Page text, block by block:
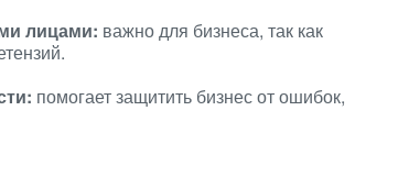
лицами: важно для бизнеса, так как
помогает защитить бизнес от ошибок,